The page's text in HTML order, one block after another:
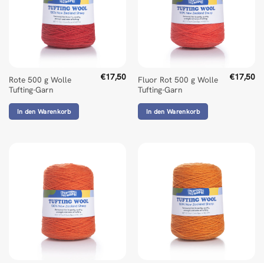
Rote 500 g Wolle
Tufting-Garn
€17,50
In den Warenkorb
Fluor Rot 500 g Wolle
Tufting-Garn
€17,50
In den Warenkorb